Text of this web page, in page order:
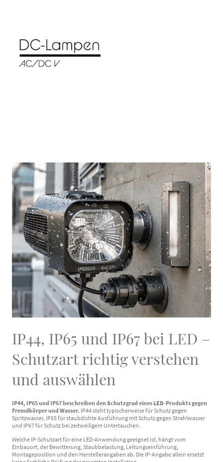
IP44, IP65 und IP67 bei LED –
Schutzart richtig verstehen
und auswählen
IP44, IP65 und IP67 beschreiben den Schutzgrad eines LED-Produkts gegen
Fremdkörper und Wasser. IP44 steht typischerweise für Schutz gegen
Spritzwasser, IP65 für staubdichte Ausführung mit Schutz gegen Strahlwasser
und IP67 für Schutz bei zeitweiligem Untertauchen.
Welche IP-Schutzart für eine LED-Anwendung geeignet ist, hängt vom
Einbauort, der Bewitterung, Staubbelastung, Leitungseinführung,
Montageposition und den Herstellerangaben ab. Die IP-Angabe allein ersetzt